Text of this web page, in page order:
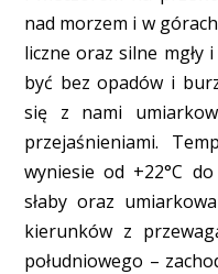
nad morzem i w
liczne oraz silne mgły
być bez opadów i
się z nami
przejaśnieniami.
wyniesie od +22°C
słaby oraz
kierunków z
południowego –